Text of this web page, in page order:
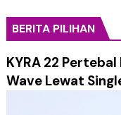
BERITA PILIHAN
KYRA 22
Wave Lewat